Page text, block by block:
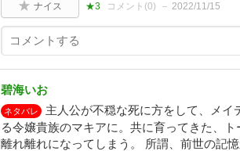
ナイス ★3 コメント(0) 2022/11/15
碧海いお
ネタバレ
主人公が不穏な死に方をして、メ
る令嬢貴族のマキアに。共に育ってきた、
離れ離れになってしまう。 所謂、前世の記